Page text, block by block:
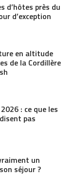
d’hôtes près du
d’exception
en altitude
de la Cordillère
: ce que les
pas
un
séjour ?